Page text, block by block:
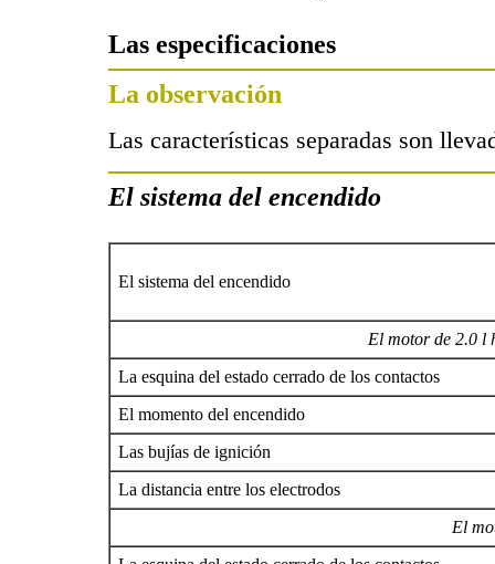
Las especificaciones
La observación
Las características separadas son
El sistema del encendido
El sistema del encendido
El motor de 2.0 l
La esquina del estado cerrado de los contactos
El momento del encendido
Las bujías de ignición
La distancia entre los electrodos
El